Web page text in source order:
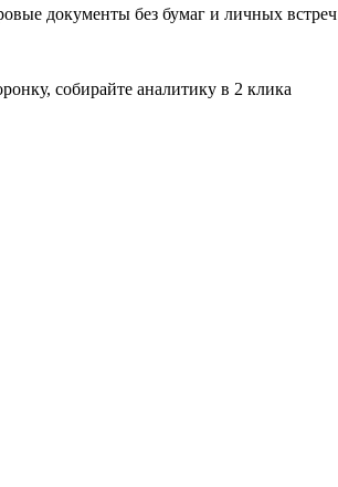
документы без бумаг и личных встреч
собирайте аналитику в 2 клика